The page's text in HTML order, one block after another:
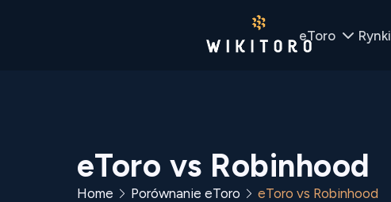
eToro Rynki
eToro vs Robinhood
Home Porównanie eToro eToro vs Robinhood